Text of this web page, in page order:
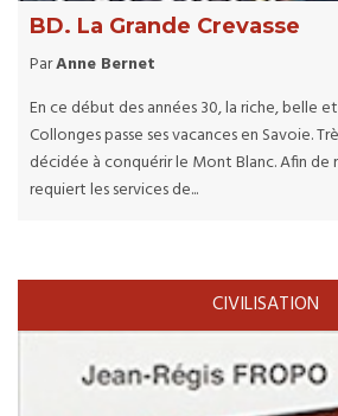
BD. La Grande Crevasse
ParAnne Bernet
En ce début des années 30, la riche, belle
Collonges passe ses vacances en Savoie.
décidée à conquérir le Mont Blanc. Afin de
requiert les services de...
CIVILISATION